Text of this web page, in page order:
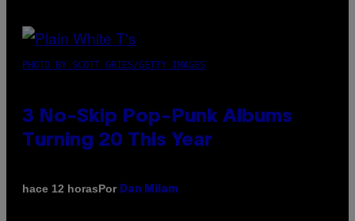
PHOTO BY SCOTT GRIES/GETTY IMAGES
3 No-Skip Pop-Punk Albums
Turning 20 This Year
hace 12 horasPor Dan Milam